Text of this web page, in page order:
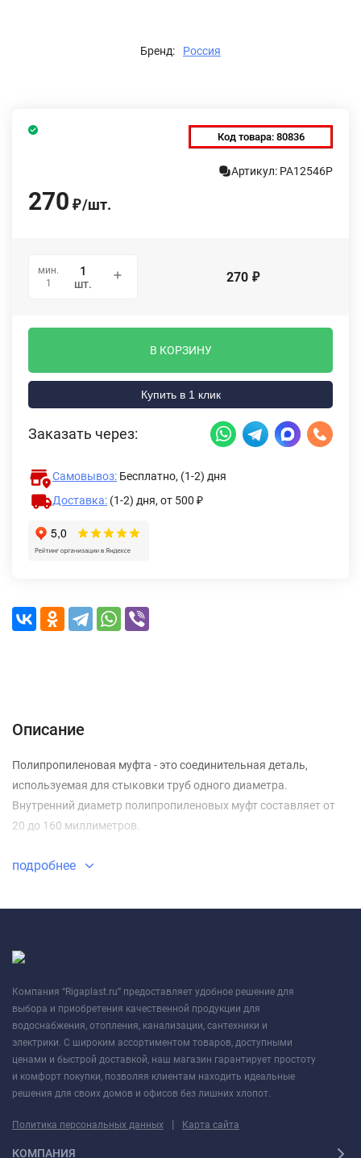
Бренд: Россия
Код товара: 80836
Артикул: PA12546P
270 ₽/шт.
мин.
1
шт. 270 ₽
В КОРЗИНУ
Купить в 1 клик
Заказать через:
Самовывоз: Бесплатно, (1-2) дня
Доставка: (1-2) дня, от 500 ₽
Описание
Полипропиленовая муфта - это соединительная деталь,
используемая для стыковки труб одного диаметра.
Внутренний диаметр полипропиленовых муфт составляет от
20 до 160 миллиметров.
подробнее
Компания “Rigaplast.ru” предоставляет удобное решение для
выбора и приобретения качественной продукции для
водоснабжения, отопления, канализации, сантехники и
электрики. С широким ассортиментом товаров, доступными
ценами и быстрой доставкой, наш магазин гарантирует простоту
и комфорт покупки, позволяя клиентам находить идеальные
решения для своих домов и офисов без лишних хлопот.
Политика персональных данных | Карта сайта
КОМПАНИЯ